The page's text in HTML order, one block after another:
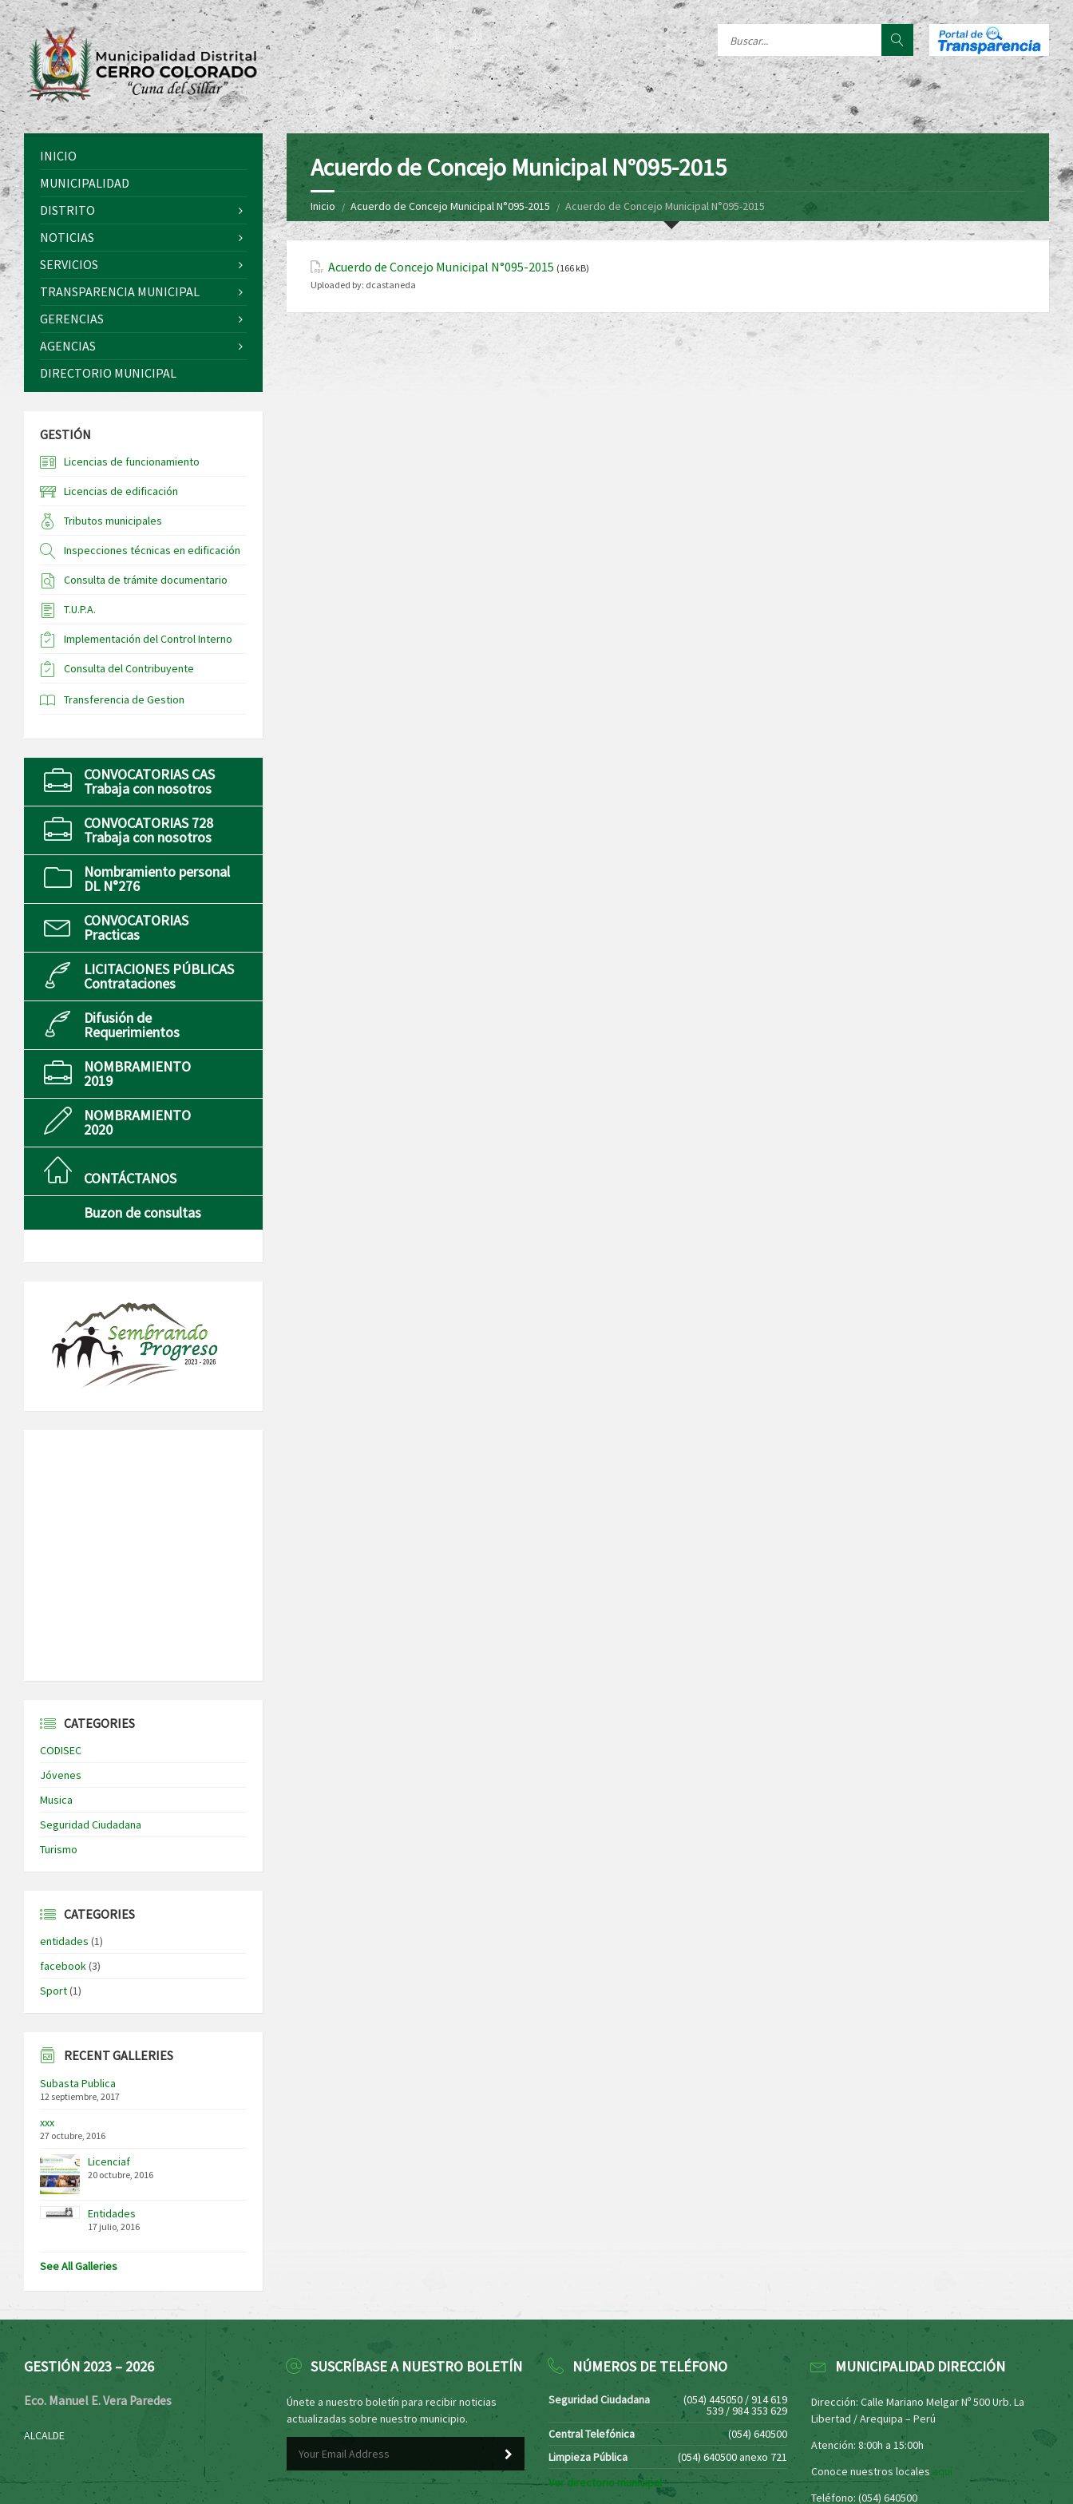
Acuerdo de Concejo Municipal N°095-2015
Inicio Acuerdo de Concejo Municipal N°095-2015 Acuerdo de Concejo Municipal N°095-2015
Acuerdo de Concejo Municipal N°095-2015 (166 kB)
Uploaded by: dcastaneda
INICIO
MUNICIPALIDAD
DISTRITO
NOTICIAS
SERVICIOS
TRANSPARENCIA MUNICIPAL
GERENCIAS
AGENCIAS
DIRECTORIO MUNICIPAL
GESTIÓN
Licencias de funcionamiento
Licencias de edificación
Tributos municipales
Inspecciones técnicas en edificación
Consulta de trámite documentario
T.U.P.A.
Implementación del Control Interno
Consulta del Contribuyente
Transferencia de Gestion
CONVOCATORIAS CAS
Trabaja con nosotros
CONVOCATORIAS 728
Trabaja con nosotros
Nombramiento personal
DL N°276
CONVOCATORIAS
Practicas
LICITACIONES PÚBLICAS
Contrataciones
Difusión de
Requerimientos
NOMBRAMIENTO
2019
NOMBRAMIENTO
2020
CONTÁCTANOS
Buzon de consultas
CATEGORIES
CODISEC
Jóvenes
Musica
Seguridad Ciudadana
Turismo
CATEGORIES
entidades (1)
facebook(3)
Sport(1)
RECENT GALLERIES
Subasta Publica
12 septiembre, 2017
xxx
27 octubre, 2016
Licenciaf
20 octubre, 2016
Entidades
17 julio, 2016
See All Galleries
GESTIÓN 2023 – 2026
Eco. Manuel E. Vera Paredes
ALCALDE
SUSCRÍBASE A NUESTRO BOLETÍN
Únete a nuestro boletín para recibir noticias
actualizadas sobre nuestro municipio.
NÚMEROS DE TELÉFONO
Seguridad Ciudadana (054) 445050 / 914 619
539 / 984 353 629
Central Telefónica
(054) 640500
Limpieza Pública
(054) 640500 anexo 721
Ver directorio municipal
MUNICIPALIDAD DIRECCIÓN
Dirección: Calle Mariano Melgar Nº 500 Urb. La
Libertad / Arequipa – Perú
Atención: 8:00h a 15:00h
Conoce nuestros locales aquí
Teléfono: (054) 640500